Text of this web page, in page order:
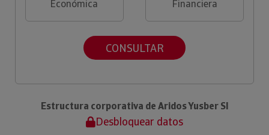
Económica
Financiera
CONSULTAR
Estructura corporativa de Aridos Yusber Sl
Desbloquear datos